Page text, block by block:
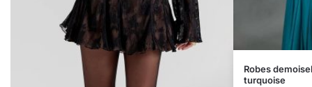
Robes
turquoise